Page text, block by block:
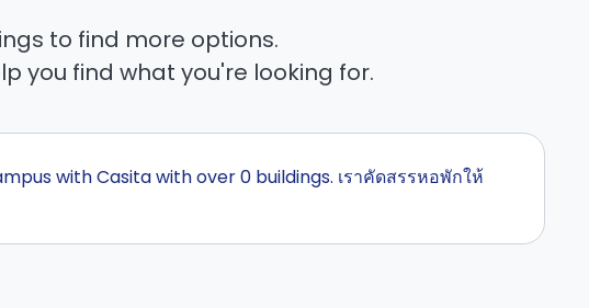
to find more options.
you find what you're looking for.
with Casita with over 0 buildings. เราคัดสรรหอพักให้